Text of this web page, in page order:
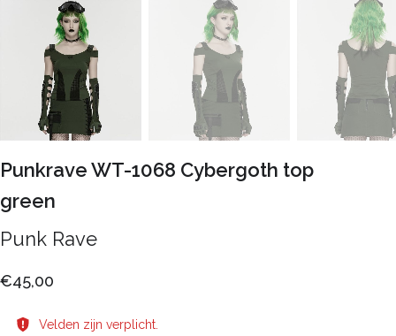
Punkrave WT-1068 Cybergoth top
green
Punk Rave
€45,00
Velden zijn verplicht.